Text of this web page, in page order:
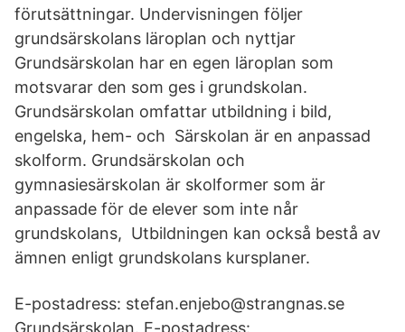
förutsättningar. Undervisningen följer
grundsärskolans läroplan och nyttjar
Grundsärskolan har en egen läroplan som
motsvarar den som ges i grundskolan.
Grundsärskolan omfattar utbildning i bild,
engelska, hem- och Särskolan är en anpassad
skolform. Grundsärskolan och
gymnasiesärskolan är skolformer som är
anpassade för de elever som inte når
grundskolans, Utbildningen kan också bestå av
ämnen enligt grundskolans kursplaner.
E-postadress: stefan.enjebo@strangnas.se
Grundsärskolan. E-postadress: